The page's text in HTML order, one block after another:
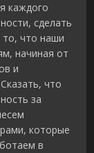
каждого
сделать
то, что наши
начиная от
и
что
за
которые
в